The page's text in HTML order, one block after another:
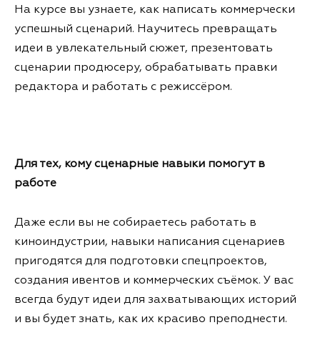
На курсе вы узнаете, как написать коммерчески
успешный сценарий. Научитесь превращать
идеи в увлекательный сюжет, презентовать
сценарии продюсеру, обрабатывать правки
редактора и работать с режиссёром.
Для тех, кому сценарные навыки помогут в
работе
Даже если вы не собираетесь работать в
киноиндустрии, навыки написания сценариев
пригодятся для подготовки спецпроектов,
создания ивентов и коммерческих съёмок. У вас
всегда будут идеи для захватывающих историй
и вы будет знать, как их красиво преподнести.